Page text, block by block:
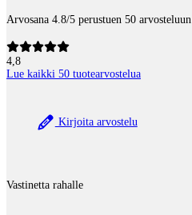
Arvosana 4.8/5 perustuen 50 arvosteluun
4,8
Lue kaikki 50 tuotearvostelua
Kirjoita arvostelu
Vastinetta rahalle